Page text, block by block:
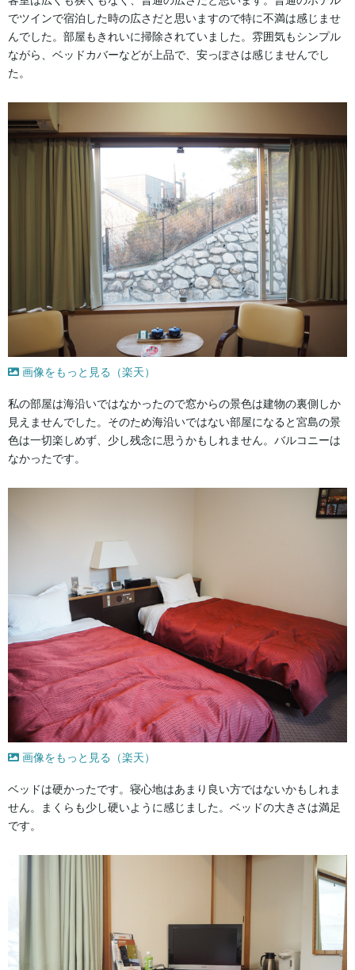
でツインで宿泊した時の広さだと思いますので特に不満は感じませ
んでした。部屋もきれいに掃除されていました。雰囲気もシンプル
ながら、ベッドカバーなどが上品で、安っぽさは感じませんでし
た。
画像をもっと見る（楽天）
私の部屋は海沿いではなかったので窓からの景色は建物の裏側しか
見えませんでした。そのため海沿いではない部屋になると宮島の景
色は一切楽しめず、少し残念に思うかもしれません。バルコニーは
なかったです。
画像をもっと見る（楽天）
ベッドは硬かったです。寝心地はあまり良い方ではないかもしれま
せん。まくらも少し硬いように感じました。ベッドの大きさは満足
です。